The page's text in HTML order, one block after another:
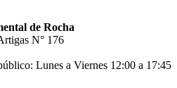
de Rocha
N° 176
Lunes a Viernes 12:00 a 17:45